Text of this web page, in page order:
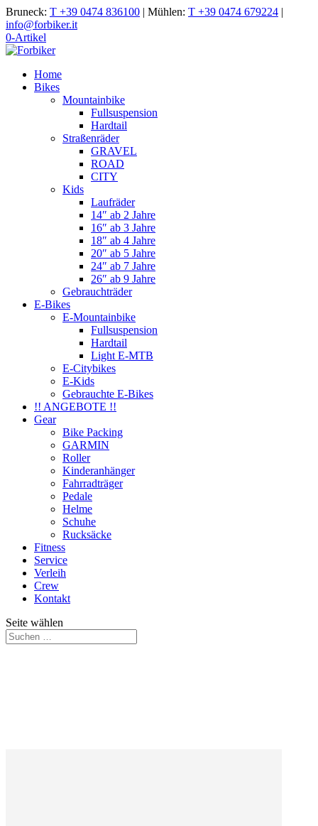
Bruneck: T +39 0474 836100 | Mühlen: T +39 0474 679224 |
info@forbiker.it
0-Artikel
Home
Bikes
Mountainbike
Fullsuspension
Hardtail
Straßenräder
GRAVEL
ROAD
CITY
Kids
Laufräder
14″ ab 2 Jahre
16″ ab 3 Jahre
18″ ab 4 Jahre
20″ ab 5 Jahre
24″ ab 7 Jahre
26″ ab 9 Jahre
Gebrauchträder
E-Bikes
E-Mountainbike
Fullsuspension
Hardtail
Light E-MTB
E-Citybikes
E-Kids
Gebrauchte E-Bikes
!! ANGEBOTE !!
Gear
Bike Packing
GARMIN
Roller
Kinderanhänger
Fahrradträger
Pedale
Helme
Schuhe
Rucksäcke
Fitness
Service
Verleih
Crew
Kontakt
Seite wählen